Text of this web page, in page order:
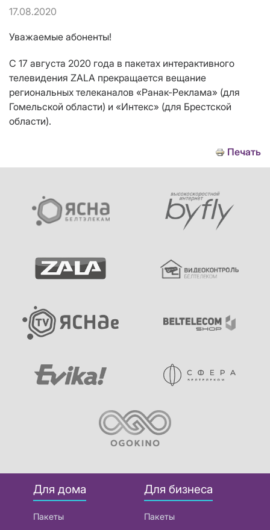
17.08.2020
Уважаемые абоненты!
С 17 августа 2020 года в пакетах интерактивного
телевидения ZALA прекращается вещание
региональных телеканалов «Ранак-Реклама» (для
Гомельской области) и «Интекс» (для Брестской
области).
Печать
Для дома
Пакеты
Для бизнеса
Пакеты